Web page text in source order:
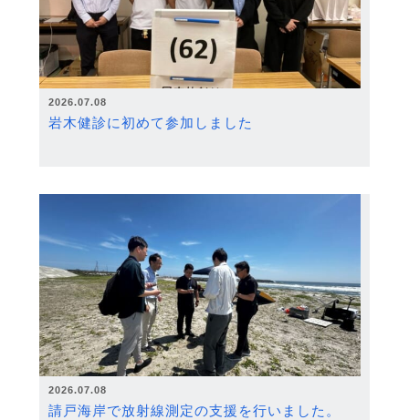
2026.07.08
岩木健診に初めて参加しました
2026.07.08
請戸海岸で放射線測定の支援を行いました。